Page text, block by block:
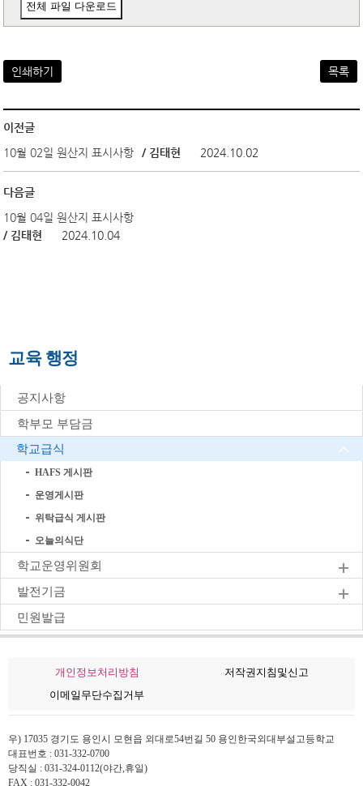
전체 파일 다운로드
인쇄하기 목록
이전글
10월 02일 원산지 표시사항
/ 김태현 2024.10.02
다음글
10월 04일 원산지 표시사항
/ 김태현
2024.10.04
교육 행정
공지사항
학부모 부담금
학교급식
HAFS 게시판
운영게시판
위탁급식 게시판
오늘의식단
학교운영위원회
발전기금
민원발급
개인정보처리방침
저작권지침및신고
이메일무단수집거부
우) 17035 경기도 용인시 모현읍 외대로54번길 50 용인한국외대부설고등학교
대표번호 : 031-332-0700
당직실 : 031-324-0112(야간,휴일)
FAX : 031-332-0042